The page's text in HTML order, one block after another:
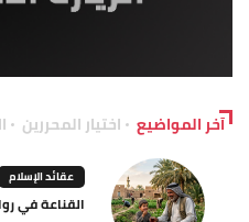
آخر المواضيع اختيار المحررين
عقائد الإسلام
القناعة في